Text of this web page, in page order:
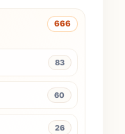
666
83
60
26